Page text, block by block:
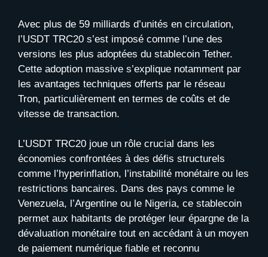
Avec plus de 59 milliards d’unités en circulation,
l’USDT TRC20 s’est imposé comme l’une des
versions les plus adoptées du stablecoin Tether.
Cette adoption massive s’explique notamment par
les avantages techniques offerts par le réseau
Tron, particulièrement en termes de coûts et de
vitesse de transaction.
L’USDT TRC20 joue un rôle crucial dans les
économies confrontées à des défis structurels
comme l’hyperinflation, l’instabilité monétaire ou les
restrictions bancaires. Dans des pays comme le
Venezuela, l’Argentine ou le Nigeria, ce stablecoin
permet aux habitants de protéger leur épargne de la
dévaluation monétaire tout en accédant à un moyen
de paiement numérique fiable et reconnu